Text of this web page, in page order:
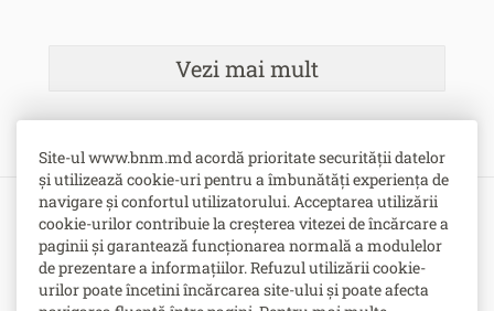
Site-ul www.bnm.md acordă prioritate securității datelor
și utilizează cookie-uri pentru a îmbunătăți experiența de
navigare și confortul utilizatorului. Acceptarea utilizării
cookie-urilor contribuie la creșterea vitezei de încărcare a
paginii și garantează funcționarea normală a modulelor
de prezentare a informațiilor. Refuzul utilizării cookie-
urilor poate încetini încărcarea site-ului și poate afecta
Vezi mai mult
Bulevardul Grigore Vieru nr. 1,
MD-2005, Chişinău, Republica Moldova
-Contacte